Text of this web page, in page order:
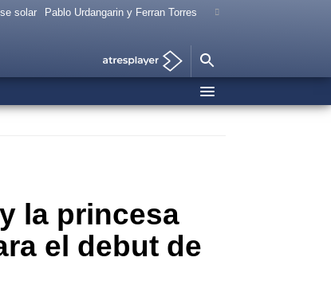
solar Pablo Urdangarin y Ferran Torres
la princesa
el debut de